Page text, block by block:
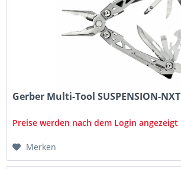
Gerber Multi-Tool SUSPENSION-NXT
Preise werden nach dem Login angezeigt
Merken